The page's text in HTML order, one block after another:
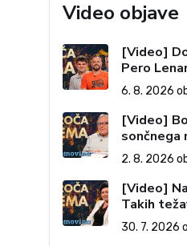
Video objave
[Video]
Pero
specialcev
8. 2026)
6. 8. 2026
[Video]
sončnega
lune do
pečatov v
tema, 2.
2. 8. 2026
[Video]
Takih
nikomur
7. 2026)
30. 7. 2026